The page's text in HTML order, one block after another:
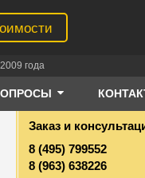
года
Заказ и
8 (495) 799552
8 (963) 638226